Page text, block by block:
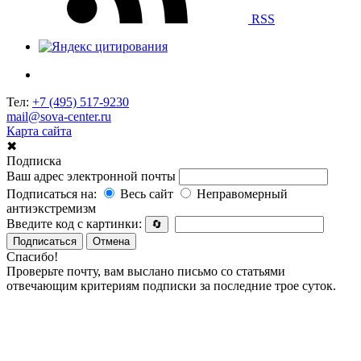
RSS
Тел: +7 (495) 517-9230
mail@sova-center.ru
Карта сайта
✖
Подписка
Ваш адрес электронной почты
Подписаться на:
Весь сайт
Неправомерный
антиэкстремизм
Введите код с картинки:
🔄
Подписаться
Отмена
Спасибо!
Проверьте почту, вам выслано письмо со статьями
отвечающим критериям подписки за последние трое суток.